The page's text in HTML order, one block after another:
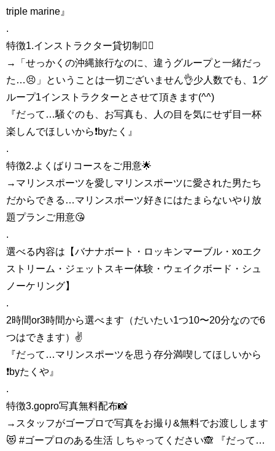
triple marine』
.
特徴1.インストラクター貸切制🏄‍♀️
→「せっかくの沖縄旅行なのに、違うグループと一緒だっ
た…😣」ということは一切ございません👌少人数でも、1グ
ループ1インストラクターとさせて頂きます(^^)
『だって…騒ぐのも、お写真も、人の目を気にせず目一杯
楽しんでほしいから❗️byたく』
.
特徴2.よくばりコースをご用意🌟
→マリンスポーツを愛しマリンスポーツに愛された男たち
だからできる…マリンスポーツ好きにはたまらないやり放
題プランご用意😘
.
選べる内容は【バナナボート・ロッキンマーブル・xoエク
ストリーム・ジェットスキー体験・ウェイクボード・シュ
ノーケリング】
.
2時間or3時間から選べます（だいたい1つ10〜20分なので6
つはできます）✌️
『だって…マリンスポーツを思う存分満喫してほしいから
❗️byたくや』
.
特徴3.gopro写真無料配布📸
→スタッフがゴープロで写真をお撮り&無料でお渡しします
😻 #ゴープロのある生活 しちゃってください🙈 『だって…